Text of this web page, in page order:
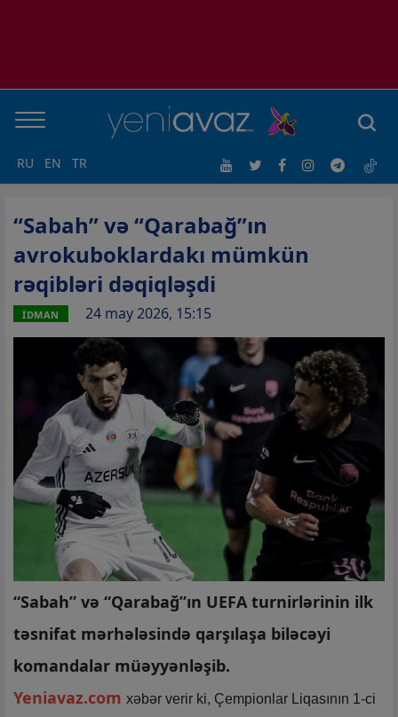
RU EN TR
“Sabah” və “Qarabağ”ın
avrokuboklardakı mümkün
rəqibləri dəqiqləşdi
İDMAN 24 may 2026, 15:15
“Sabah” və “Qarabağ”ın UEFA turnirlərinin ilk
təsnifat mərhələsində qarşılaşa biləcəyi
komandalar müəyyənləşib.
Yeniavaz.com xəbər verir ki, Çempionlar Liqasının 1-ci